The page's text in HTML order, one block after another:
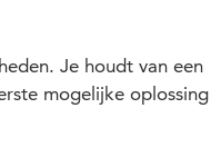
Je houdt van een
mogelijke oplossing